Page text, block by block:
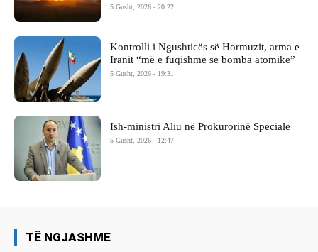
5 Gusht, 2026 - 20:22
Kontrolli i Ngushticës së Hormuzit, arma e
Iranit “më e fuqishme se bomba atomike”
5 Gusht, 2026 - 19:31
Ish-ministri ​Aliu në Prokurorinë Speciale
5 Gusht, 2026 - 12:47
TË NGJASHME